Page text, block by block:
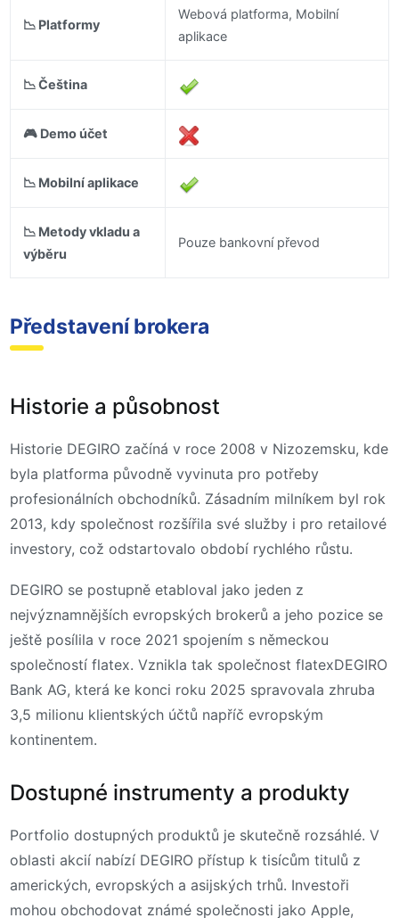
📉 Platformy
Webová platforma, Mobilní
aplikace
📉 Čeština
🎮 Demo účet
📉 Mobilní aplikace
📉 Metody vkladu a
výběru
Pouze bankovní převod
Představení brokera
Historie a působnost
Historie DEGIRO začíná v roce 2008 v Nizozemsku, kde
byla platforma původně vyvinuta pro potřeby
profesionálních obchodníků. Zásadním milníkem byl rok
2013, kdy společnost rozšířila své služby i pro retailové
investory, což odstartovalo období rychlého růstu.
DEGIRO se postupně etabloval jako jeden z
nejvýznamnějších evropských brokerů a jeho pozice se
ještě posílila v roce 2021 spojením s německou
společností flatex. Vznikla tak společnost flatexDEGIRO
Bank AG, která ke konci roku 2025 spravovala zhruba
3,5 milionu klientských účtů napříč evropským
kontinentem.
Dostupné instrumenty a produkty
Portfolio dostupných produktů je skutečně rozsáhlé. V
oblasti akcií nabízí DEGIRO přístup k tisícům titulů z
amerických, evropských a asijských trhů. Investoři
mohou obchodovat známé společnosti jako Apple,